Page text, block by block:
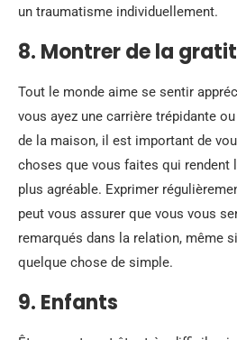
un traumatisme individuellement.
8. Montrer de la
Tout le monde aime se sentir
vous ayez une carrière trépidante
de la maison, il est important de
choses que vous faites qui rendent
plus agréable. Exprimer
peut vous assurer que vous vous
remarqués dans la relation, même
quelque chose de simple.
9. Enfants